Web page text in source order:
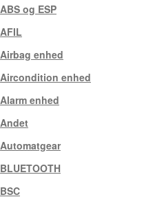
ABS og ESP
AFIL
Airbag enhed
Aircondition enhed
Alarm enhed
Andet
Automatgear
BLUETOOTH
BSC